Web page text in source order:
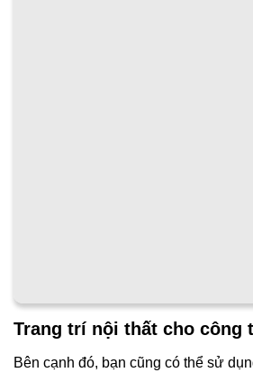
Trang trí nội thất cho công
Bên cạnh đó, bạn cũng có thể sử